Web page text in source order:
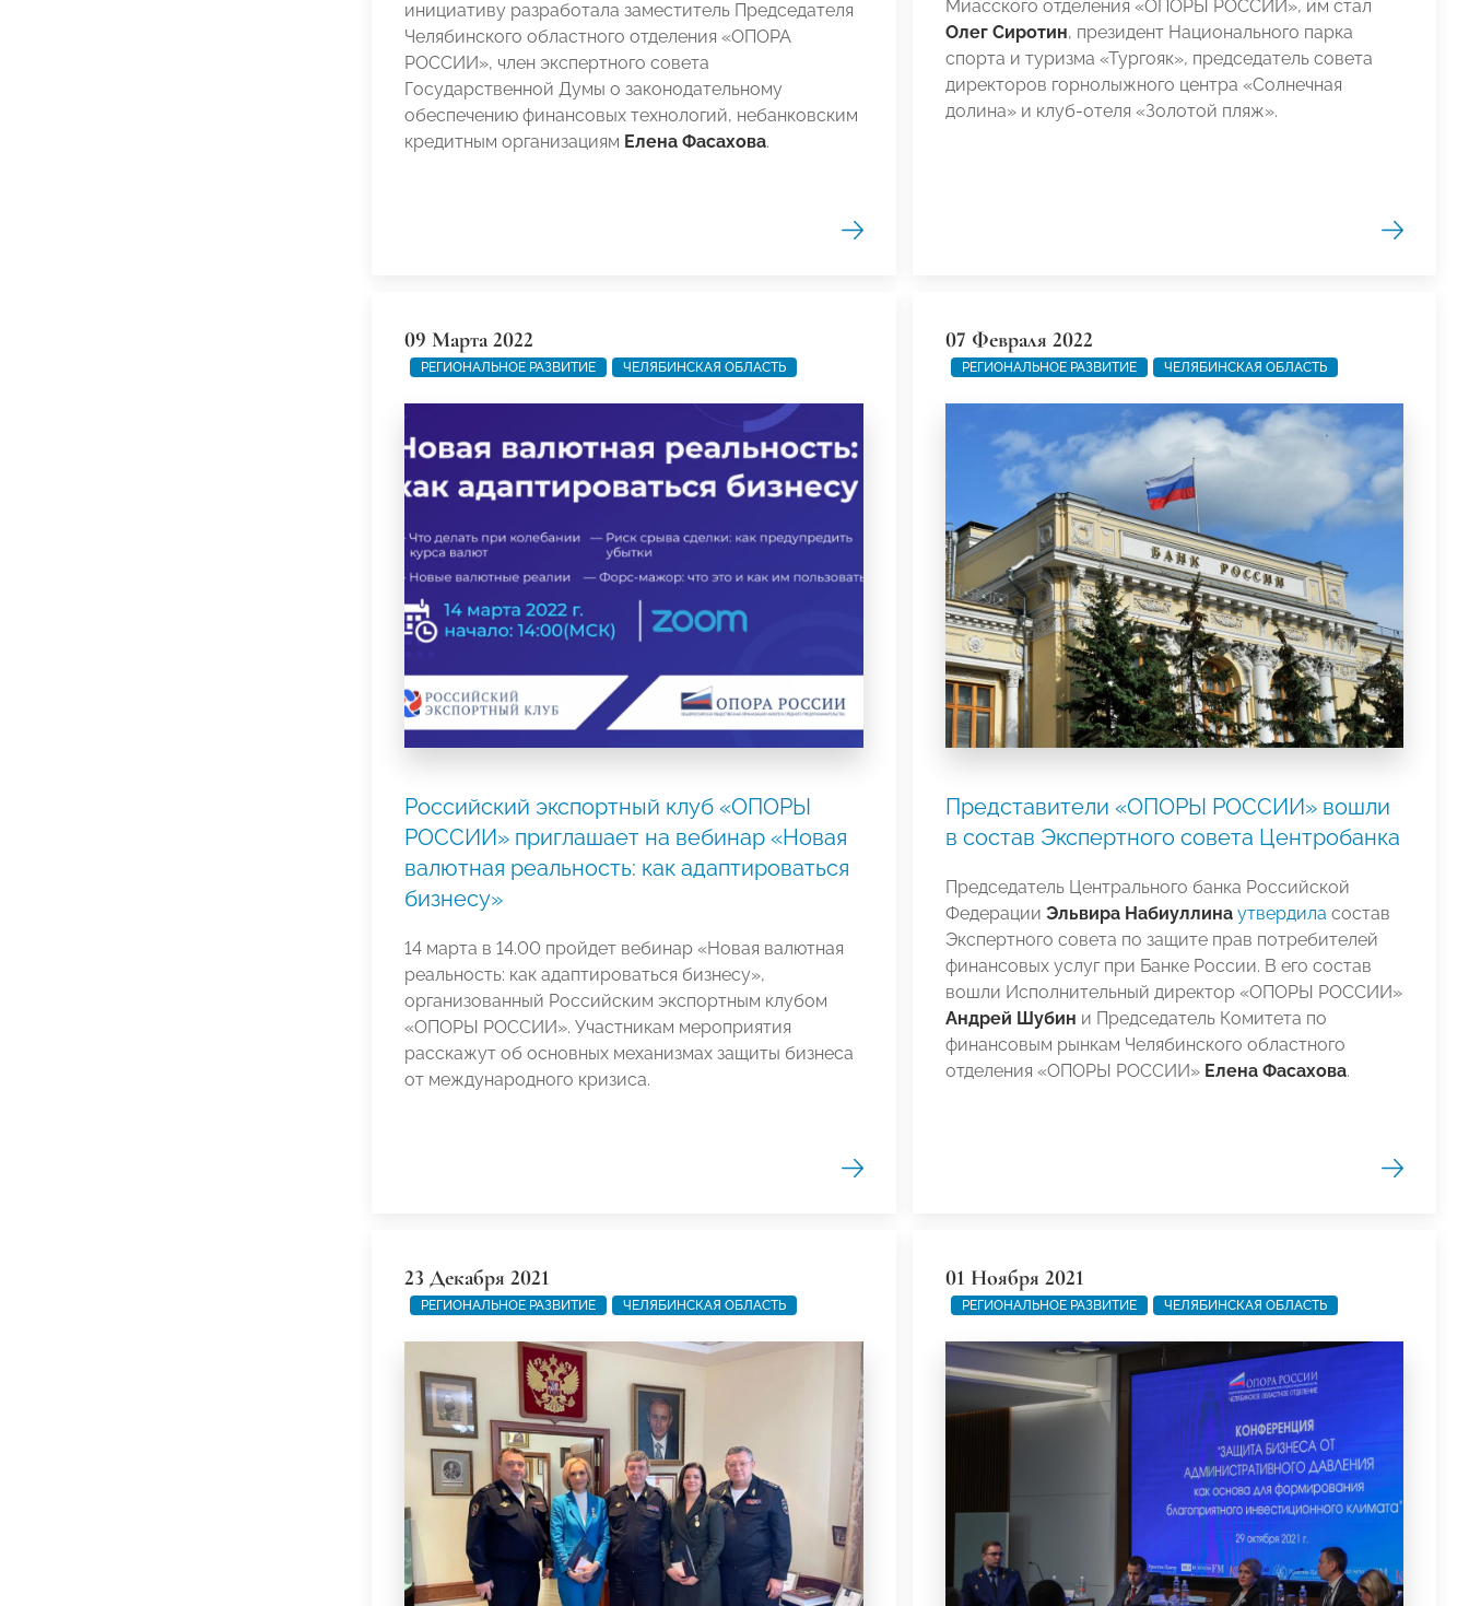
инициативу разработала заместитель Председателя
Челябинского областного отделения «ОПОРА
РОССИИ», член экспертного совета
Государственной Думы о законодательному
обеспечению финансовых технологий, небанковским
кредитным организациям Елена Фасахова.
Миасского отделения «ОПОРЫ РОССИИ», им стал
Олег Сиротин, президент Национального парка
спорта и туризма «Тургояк», председатель совета
директоров горнолыжного центра «Солнечная
долина» и клуб-отеля «Золотой пляж».
09 Марта 2022
РЕГИОНАЛЬНОЕ РАЗВИТИЕ ЧЕЛЯБИНСКАЯ ОБЛАСТЬ
Российский экспортный клуб «ОПОРЫ
РОССИИ» приглашает на вебинар «Новая
валютная реальность: как адаптироваться
бизнесу»
14 марта в 14.00 пройдет вебинар «Новая валютная
реальность: как адаптироваться бизнесу»,
организованный Российским экспортным клубом
«ОПОРЫ РОССИИ». Участникам мероприятия
расскажут об основных механизмах защиты бизнеса
от международного кризиса.
07 Февраля 2022
РЕГИОНАЛЬНОЕ РАЗВИТИЕ ЧЕЛЯБИНСКАЯ ОБЛАСТЬ
Представители «ОПОРЫ РОССИИ» вошли
в состав Экспертного совета Центробанка
Председатель Центрального банка Российской
Федерации Эльвира Набиуллина утвердила состав
Экспертного совета по защите прав потребителей
финансовых услуг при Банке России. В его состав
вошли Исполнительный директор «ОПОРЫ РОССИИ»
Андрей Шубин и Председатель Комитета по
финансовым рынкам Челябинского областного
отделения «ОПОРЫ РОССИИ» Елена Фасахова.
23 Декабря 2021
РЕГИОНАЛЬНОЕ РАЗВИТИЕ ЧЕЛЯБИНСКАЯ ОБЛАСТЬ
01 Ноября 2021
РЕГИОНАЛЬНОЕ РАЗВИТИЕ ЧЕЛЯБИНСКАЯ ОБЛАСТЬ